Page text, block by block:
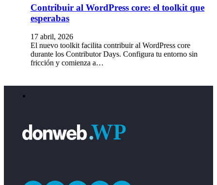
Contribuir al WordPress core: el toolkit que
esperabas
17 abril, 2026
El nuevo toolkit facilita contribuir al WordPress core
durante los Contributor Days. Configura tu entorno sin
fricción y comienza a…